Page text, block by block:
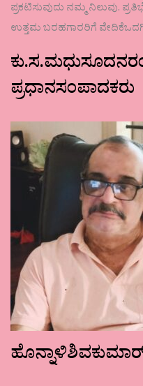
ಪ್ರಕಟಿಸುವುದು ನಮ್ಮ ನಿಲುವು.
ಉತ್ತಮ ಬರಹಗಾರರಿಗೆ
ಪ್ರಧಾನಸಂಪಾದಕರು